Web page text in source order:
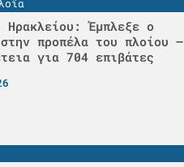
Ηρακλείου: Έμπλεξε ο
προπέλα του πλοίου –
για 704 επιβάτες